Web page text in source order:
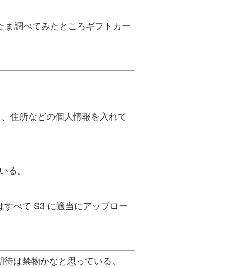
ま調べてみたところギフトカー
住所などの個人情報を入れて
る。
べて S3 に適当にアップロー
は禁物かなと思っている。